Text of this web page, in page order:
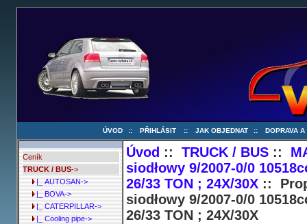
ÚVOD :: PŘIHLÁSIT :: JAK OBJEDNAT :: DOPRAVA A
Ceník
TRUCK / BUS->
|_ AUTOSAN->
|_ BOVA->
|_ CATERPILLAR->
|_ Cooling pipe->
Úvod ::TRUCK / BUS ::
siodłowy 9/2007-0/0
26/33 TON ; 24X/30X ::
siodłowy 9/2007-0/0
26/33 TON ; 24X/30X